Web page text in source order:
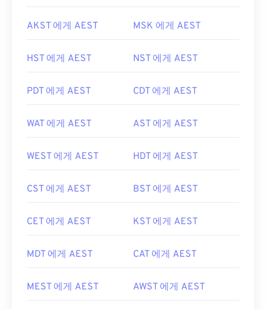
AKST 에게 AEST MSK 에게 AEST
HST 에게 AEST NST 에게 AEST
PDT 에게 AEST CDT 에게 AEST
WAT 에게 AEST AST 에게 AEST
WEST 에게 AEST HDT 에게 AEST
CST 에게 AEST BST 에게 AEST
CET 에게 AEST KST 에게 AEST
MDT 에게 AEST CAT 에게 AEST
MEST 에게 AEST AWST 에게 AEST